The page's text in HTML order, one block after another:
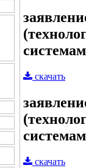
скачать
скачать